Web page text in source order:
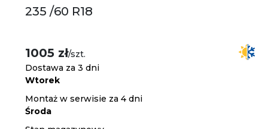
235 /60 R18
1005 zł/szt.
Dostawa za 3 dni
Wtorek
Montaż w serwisie za 4 dni
Środa